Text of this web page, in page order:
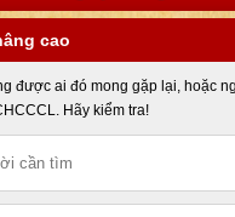
cao
được ai đó mong gặp lại, hoặc
Hãy kiểm tra!